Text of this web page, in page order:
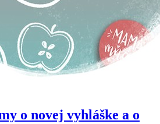
o novej vyhláške a o